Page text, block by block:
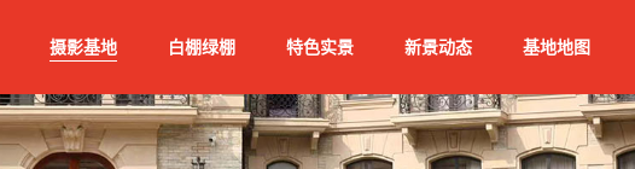
摄影基地 白棚绿棚 特色实景 新景动态 基地地图